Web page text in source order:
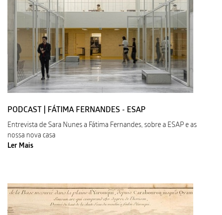
PODCAST | FÁTIMA FERNANDES - ESAP
Entrevista de Sara Nunes a Fátima Fernandes, sobre a ESAP e as
nossa nova casa
Ler Mais